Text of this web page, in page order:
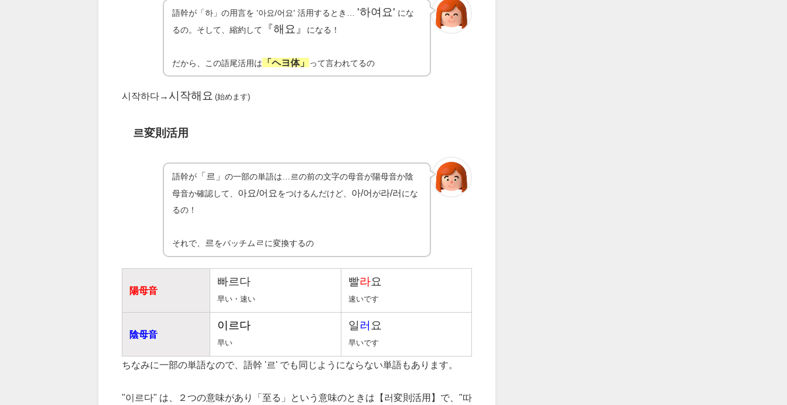
語幹が「하」の用言を '아요/어요' 活用するとき… '하여요' にな
るの。そして、縮約して 『해요』 になる！
だから、この語尾活用は 「ヘヨ体」 って言われてるの
시작하다→ 시작해요 (始めます)
르変則活用
語幹が 「르」の一部の単語は…르の前の文字の母音が陽母音か陰
母音か確認して、 아요/어요 をつけるんだけど、 아/어が라/러 にな
るの！
それで、 르 をパッチム ㄹ に変換するの
陽母音
빠르다
早い・速い
빨라요
速いです
陰母音
이르다
早い
일 러 요
早いです
ちなみに一部の単語なので、語幹 '르' でも同じようにならない単語もあります。
"이르다" は、２つの意味があり「至る」という意味のときは【러変則活用】で、"따